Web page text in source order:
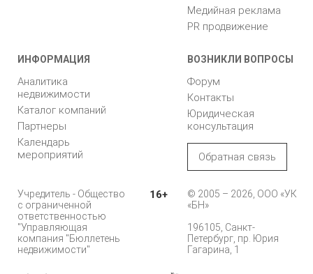
Карта сайта
Медийная реклама
Аналитика
недвижимости
Каталог компаний
Партнеры
Календарь
Форум
Контакты
Юридическая
консультация
Обратная связь
Учредитель - Общество
с ограниченной
ответственностью
"Управляющая
компания "Бюллетень
© 2005 – 2026, ООО «УК
196105, Санкт-
Петербург, пр. Юрия